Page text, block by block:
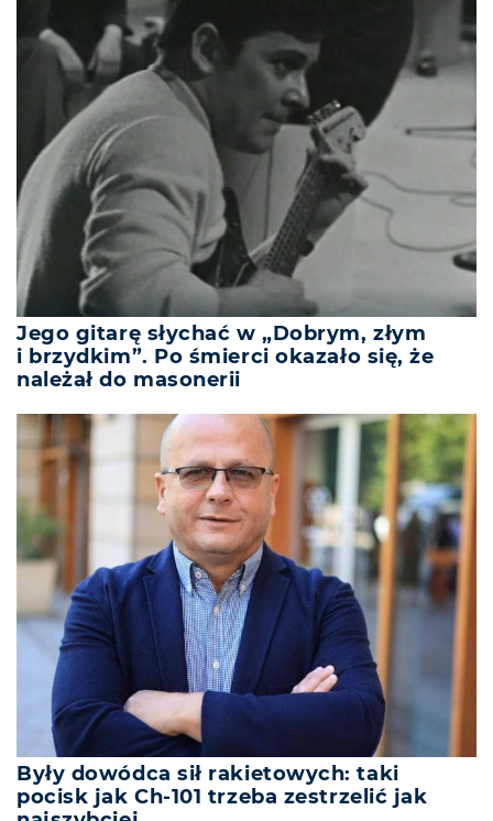
Jego gitarę słychać w „Dobrym, złym
i brzydkim”. Po śmierci okazało się, że
należał do masonerii
Były dowódca sił rakietowych: taki
pocisk jak Ch-101 trzeba zestrzelić jak